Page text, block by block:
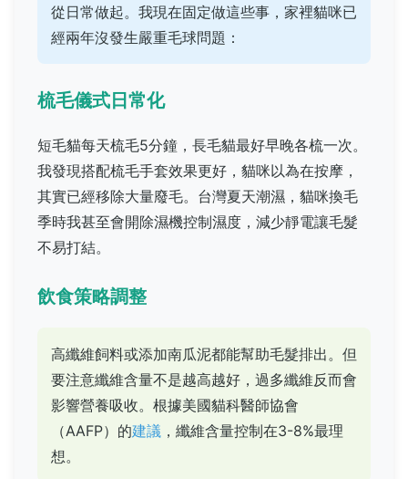
從日常做起。我現在固定做這些事，家裡貓咪已
經兩年沒發生嚴重毛球問題：
梳毛儀式日常化
短毛貓每天梳毛5分鐘，長毛貓最好早晚各梳一次。
我發現搭配梳毛手套效果更好，貓咪以為在按摩，
其實已經移除大量廢毛。台灣夏天潮濕，貓咪換毛
季時我甚至會開除濕機控制濕度，減少靜電讓毛髮
不易打結。
飲食策略調整
高纖維飼料或添加南瓜泥都能幫助毛髮排出。但
要注意纖維含量不是越高越好，過多纖維反而會
影響營養吸收。根據美國貓科醫師協會
（AAFP）的建議 ，纖維含量控制在3-8%最理
想。